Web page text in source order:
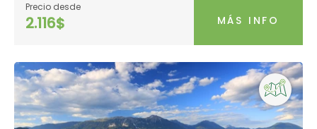
Precio desde
2.116$ MÁS INFO